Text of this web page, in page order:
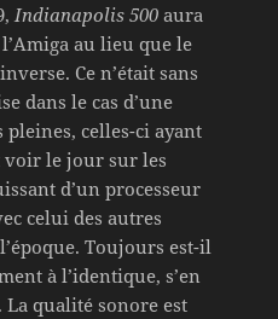
Indianapolis 500 aura
au lieu que le
Ce n’était sans
dans le cas d’une
celles-ci ayant
voir le jour sur les
d’un processeur
celui des autres
Toujours est-il
à l’identique, s’en
qualité sonore est